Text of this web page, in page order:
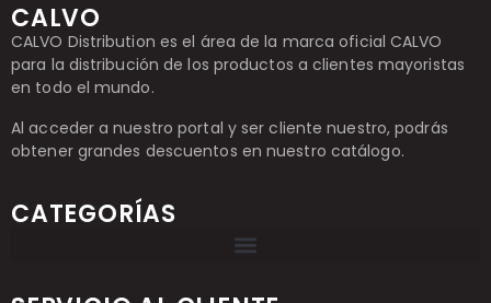
CALVO
CALVO Distribution es el área de la marca oficial CALVO
para la distribución de los productos a clientes mayoristas
en todo el mundo.
Al acceder a nuestro portal y ser cliente nuestro, podrás
obtener grandes descuentos en nuestro catálogo.
CATEGORÍAS